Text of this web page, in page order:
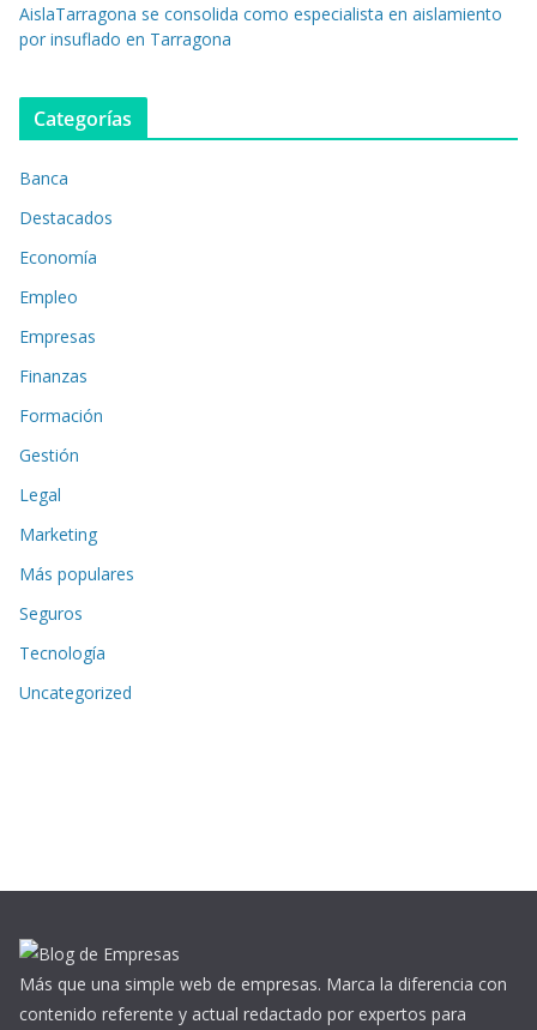
AislaTarragona se consolida como especialista en aislamiento
por insuflado en Tarragona
Categorías
Banca
Destacados
Economía
Empleo
Empresas
Finanzas
Formación
Gestión
Legal
Marketing
Más populares
Seguros
Tecnología
Uncategorized
Más que una simple web de empresas. Marca la diferencia con
contenido referente y actual redactado por expertos para